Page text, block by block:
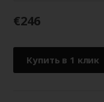
€246
Купить в 1 клик